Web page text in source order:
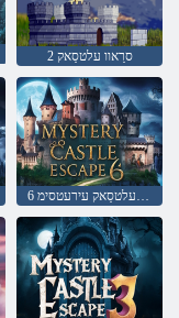
2 סרַאוו עלטסַאק
6 ןפיולטנַא עלטסַאק עירעטסימ